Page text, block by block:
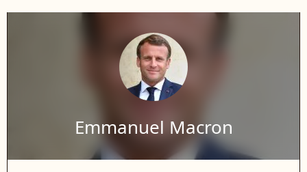
Emmanuel Macron